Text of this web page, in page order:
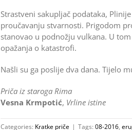
Strastveni sakupljač podataka,
proučavanju stvarnosti. Prigodom
stanovao u podnožju vulkana. U
opažanja o katastrofi.
Našli su ga poslije dva dana. Tijelo
Priča iz staroga Rima
Vesna Krmpotić, Vrline istine
Categories: Kratke priče | Tags: 08-2016,